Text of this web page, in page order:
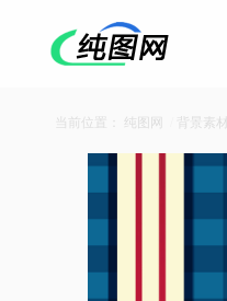
当前位置： 纯图网 背景素材